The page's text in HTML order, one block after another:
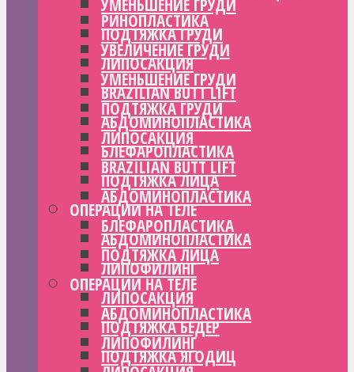
УМЕНЬШЕНИЕ ГРУДИ
ПОДТЯЖКА ГРУДИ
ЛИПОСАКЦИЯ
BRAZILIAN BUTT LIFT
АБДОМИНОПЛАСТИКА
БЛЕФАРОПЛАСТИКА
ПОДТЯЖКА ЛИЦА
ОПЕРАЦИИ НА ТЕЛЕ
АБДОМИНОПЛАСТИКА
ЛИПОФИЛИНГ
ЛИПОСАКЦИЯ
ПОДТЯЖКА БЕДЕР
ПОДТЯЖКА ЯГОДИЦ
РИНОПЛАСТИКА
УВЕЛИЧЕНИЕ ГРУДИ
УМЕНЬШЕНИЕ ГРУДИ
ПОДТЯЖКА ГРУДИ
ЛИПОСАКЦИЯ
BRAZILIAN BUTT LIFT
АБДОМИНОПЛАСТИКА
БЛЕФАРОПЛАСТИКА
ПОДТЯЖКА ЛИЦА
ОПЕРАЦИИ НА ТЕЛЕ
АБДОМИНОПЛАСТИКА
ЛИПОФИЛИНГ